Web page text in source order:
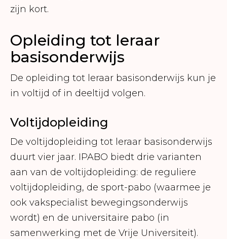
zijn kort.
Opleiding tot leraar
basisonderwijs
De opleiding tot leraar basisonderwijs kun je
in voltijd of in deeltijd volgen.
Voltijdopleiding
De voltijdopleiding tot leraar basisonderwijs
duurt vier jaar. IPABO biedt drie varianten
aan van de voltijdopleiding: de reguliere
voltijdopleiding, de sport-pabo (waarmee je
ook vakspecialist bewegingsonderwijs
wordt) en de universitaire pabo (in
samenwerking met de Vrije Universiteit).